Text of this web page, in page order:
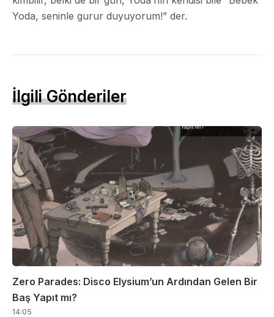
Yoda, seninle gurur duyuyorum!” der.
İlgili Gönderiler
Zero Parades: Disco Elysium’un Ardından Gelen Bir
Baş Yapıt mı?
14:05